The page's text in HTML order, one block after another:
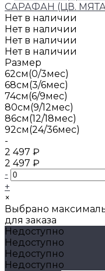
САРАФАН (ЦВ.
Нет в наличии
Нет в наличии
Нет в наличии
Нет в наличии
Размер
62см(0/3мес)
68см(3/6мес)
74см(6/9мес)
80см(9/12мес)
86см(12/18мес)
92см(24/36мес)
-
2 497 ₽
2 497 ₽
-
+
×
Выбрано
для заказа
Недоступно
Недоступно
Недоступно
Недоступно